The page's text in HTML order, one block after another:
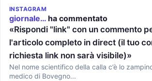
INSTAGRAM
giornale… ha commentato
«Rispondi "link" con un commento
l'articolo completo in direct (il tuo
richiesta link non sarà visibile)»
Nel nome scientifico della calla c’è lo
medico di Bovegno...